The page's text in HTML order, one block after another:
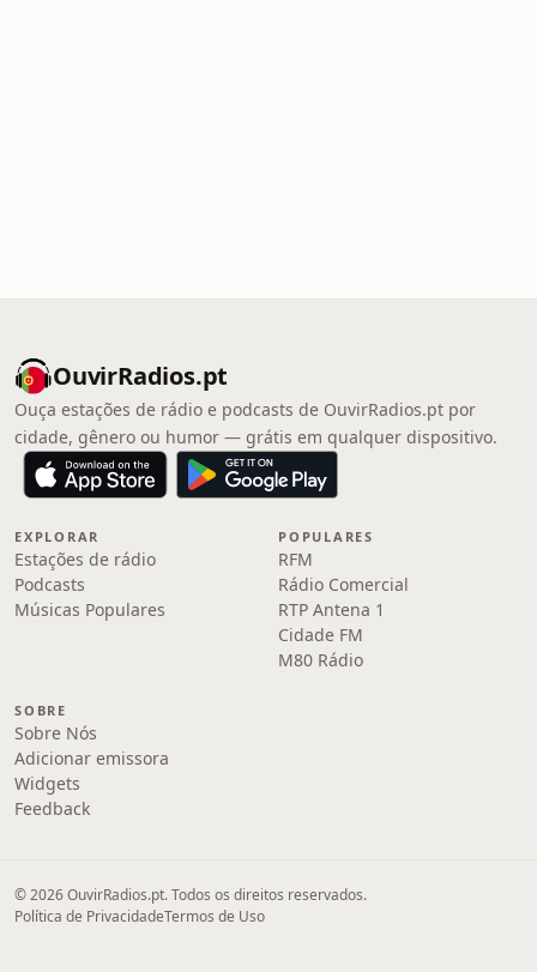
OuvirRadios.pt
Ouça estações de rádio e podcasts de OuvirRadios.pt por
cidade, gênero ou humor — grátis em qualquer dispositivo.
EXPLORAR
Estações de rádio
Podcasts
Músicas Populares
POPULARES
RFM
Rádio Comercial
RTP Antena 1
Cidade FM
M80 Rádio
SOBRE
Sobre Nós
Adicionar emissora
Widgets
Feedback
© 2026 OuvirRadios.pt. Todos os direitos reservados.
Política de PrivacidadeTermos de Uso